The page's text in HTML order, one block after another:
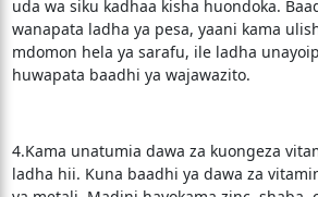
uda wa siku kadhaa kisha huondoka.
wanapata ladha ya pesa, yaani kama
mdomon hela ya sarafu, ile ladha
huwapata baadhi ya wajawazito.
4.Kama unatumia dawa za kuongeza
ladha hii. Kuna baadhi ya dawa za